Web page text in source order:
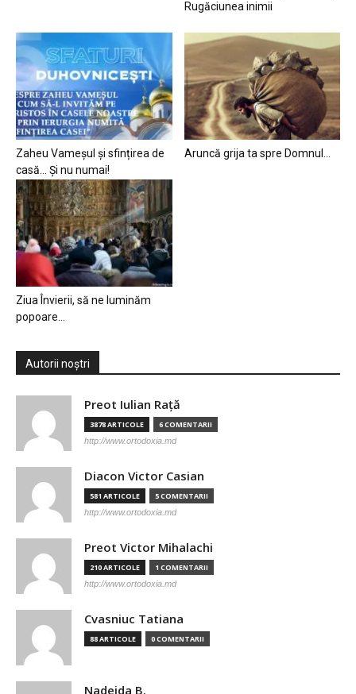
Rugăciunea inimii
Zaheu Vameșul și sfințirea de
casă… Și nu numai!
Aruncă grija ta spre Domnul…
Ziua Învierii, să ne luminăm
popoare…
Autorii noștri
Preot Iulian Raţă
3878 ARTICOLE 6 COMENTARII
http://www.ortodoxia.md
Diacon Victor Casian
581 ARTICOLE 5 COMENTARII
http://www.ortodoxia.md
Preot Victor Mihalachi
210 ARTICOLE 1 COMENTARII
http://www.ortodoxia.md
Cvasniuc Tatiana
88 ARTICOLE 0 COMENTARII
Nadejda B.